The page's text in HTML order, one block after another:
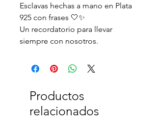
Esclavas hechas a mano en Plata
925 con frases 🤍✨
Un recordatorio para llevar
siempre con nosotros.
Productos
relacionados